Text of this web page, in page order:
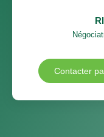
Contacter